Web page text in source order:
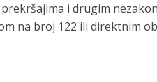
i drugim
na broj 122 ili direktnim